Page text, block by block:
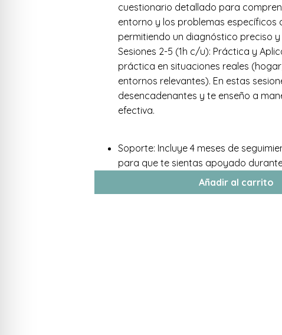
cuestionario detallado para
entorno y los problemas específicos
permitiendo un diagnóstico preciso
Sesiones 2-5 (1h c/u): Práctica y
práctica en situaciones reales
entornos relevantes). En estas
desencadenantes y te enseño a
efectiva.
Soporte: Incluye 4 meses de
para que te sientas apoyado
Añadir al carrito